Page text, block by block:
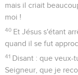
mais il criait
moi !
40 Et Jésus s'étant
quand il se fut
41 Disant : que veux-
Seigneur, que je